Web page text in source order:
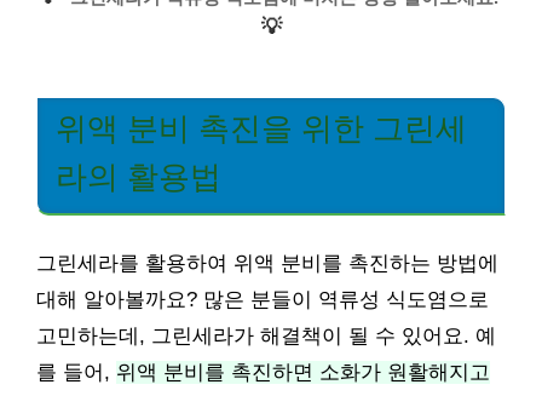
💡
위액 분비 촉진을 위한 그린세
라의 활용법
그린세라를 활용하여 위액 분비를 촉진하는 방법에
대해 알아볼까요? 많은 분들이 역류성 식도염으로
고민하는데, 그린세라가 해결책이 될 수 있어요. 예
를 들어, 위액 분비를 촉진하면 소화가 원활해지고